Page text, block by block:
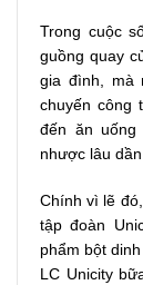
Trong cuộc
guồng quay
gia đình, mà
chuyến công
đến ăn
nhược lâu
Chính vì lẽ
tập đoàn
phẩm bột
LC Unicity